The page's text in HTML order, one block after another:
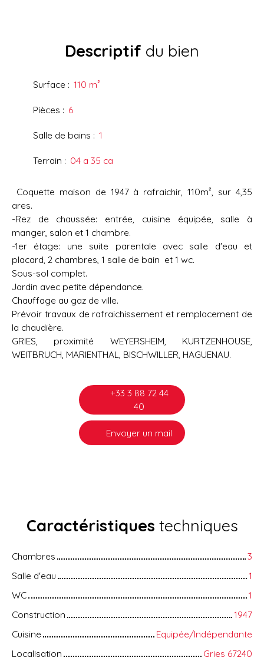
Descriptif du bien
Surface : 110 m²
Pièces : 6
Salle de bains : 1
Terrain : 04 a 35 ca
Coquette maison de 1947 à rafraichir, 110m², sur 4,35
ares.
-Rez de chaussée: entrée, cuisine équipée, salle à
manger, salon et 1 chambre.
-1er étage: une suite parentale avec salle d'eau et
placard, 2 chambres, 1 salle de bain et 1 wc.
Sous-sol complet.
Jardin avec petite dépendance.
Chauffage au gaz de ville.
Prévoir travaux de rafraichissement et remplacement de
la chaudière.
GRIES, proximité WEYERSHEIM, KURTZENHOUSE,
WEITBRUCH, MARIENTHAL, BISCHWILLER, HAGUENAU.
+33 3 88 72 44
40
Envoyer un mail
Caractéristiques techniques
Chambres
3
Salle d'eau
1
WC
1
Construction
1947
Cuisine
Equipée/Indépendante
Localisation
Gries 67240